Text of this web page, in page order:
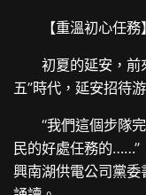
【重溫初心任務】
初夏的延安，前
五”時代，延安招待
“我們這個步隊完
民的好處任務的……”
興南湖供電公司黨